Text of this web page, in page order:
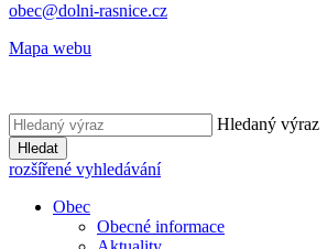
obec@dolni-rasnice.cz
Mapa webu
Hledaný výraz
Hledat
rozšířené vyhledávání
Obec
Obecné informace